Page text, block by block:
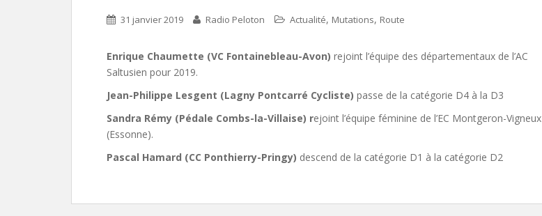
31 janvier 2019 Radio Peloton Actualité, Mutations, Route
Enrique Chaumette (VC Fontainebleau-Avon) rejoint l’équipe des départementaux de l’AC
Saltusien pour 2019.
Jean-Philippe Lesgent (Lagny Pontcarré Cycliste) passe de la catégorie D4 à la D3
Sandra Rémy (Pédale Combs-la-Villaise) rejoint l’équipe féminine de l’EC Montgeron-Vigneux
(Essonne).
Pascal Hamard (CC Ponthierry-Pringy) descend de la catégorie D1 à la catégorie D2